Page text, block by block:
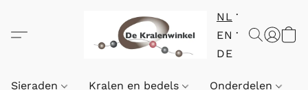
NL
EN
DE
Sieraden Kralen en bedels Onderdelen